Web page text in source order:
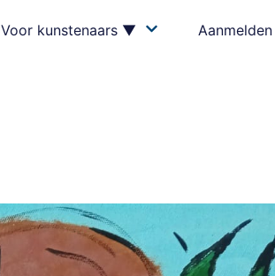
Voor kunstenaars ▼